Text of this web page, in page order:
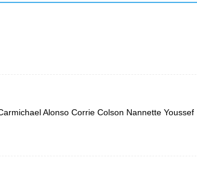
Alonso Corrie Colson Nannette Youssef